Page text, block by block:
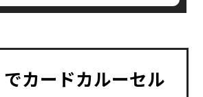
カードカルーセル